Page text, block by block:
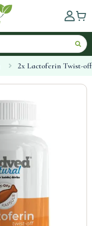
2x Lactoferin Twist-